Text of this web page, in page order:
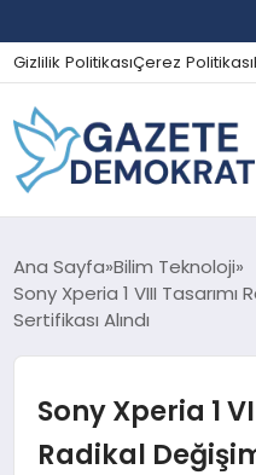
Gizlilik PolitikasıÇerez Politikası
GÜNDEM
EKONOMI
SPOR
Ana Sayfa Bilim Teknoloji
Sony Xperia 1 VIII
Sertifikası Alındı
Sony Xperia 1
Radikal